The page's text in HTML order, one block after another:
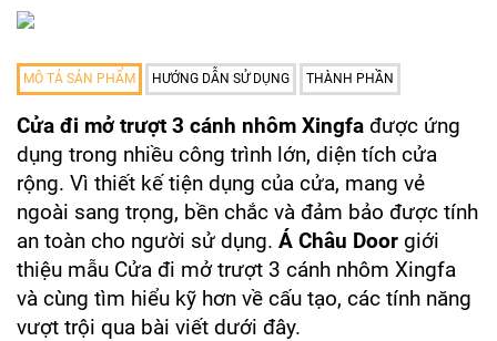
MÔ TẢ SẢN PHẨM HƯỚNG DẪN SỬ DỤNG THÀNH PHẦN
Cửa đi mở trượt 3 cánh nhôm Xingfa được ứng
dụng trong nhiều công trình lớn, diện tích cửa
rộng. Vì thiết kế tiện dụng của cửa, mang vẻ
ngoài sang trọng, bền chắc và đảm bảo được tính
an toàn cho người sử dụng. Á Châu Door giới
thiệu mẫu Cửa đi mở trượt 3 cánh nhôm Xingfa
và cùng tìm hiểu kỹ hơn về cấu tạo, các tính năng
vượt trội qua bài viết dưới đây.